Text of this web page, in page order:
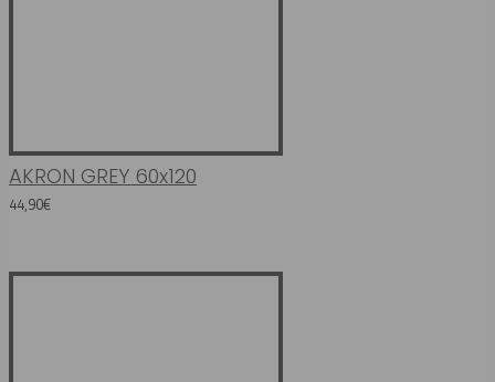
AKRON GREY 60x120
44,90€